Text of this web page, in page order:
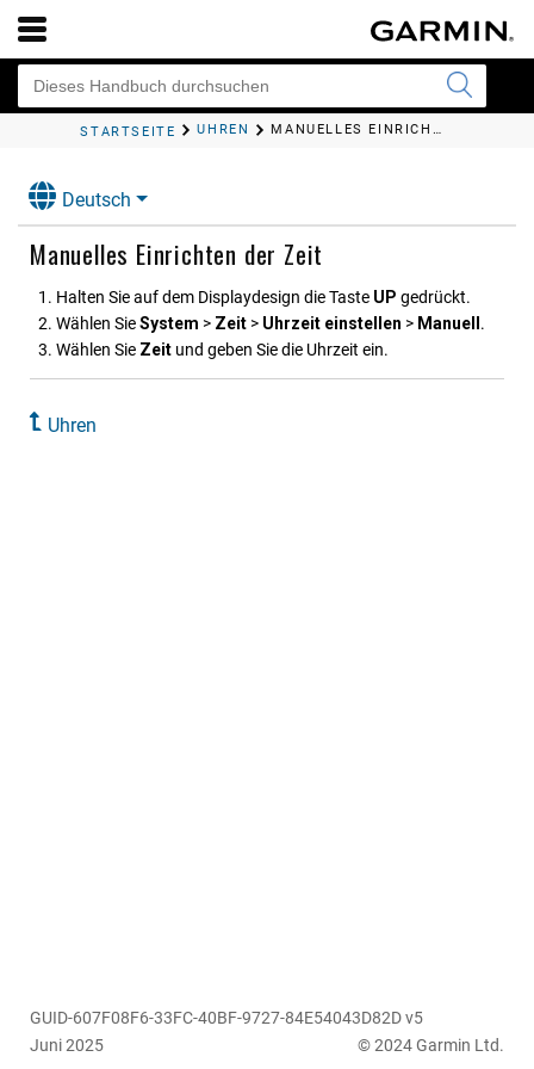
STARTSEITE UHREN MANUELLES EINRICHTEN DER ZEIT
Deutsch
Manuelles Einrichten der Zeit
Halten Sie auf dem Displaydesign die Taste UP gedrückt.
Wählen SieSystem > Zeit > Uhrzeit einstellen > Manuell .
Wählen Sie Zeit und geben Sie die Uhrzeit ein.
Uhren
GUID-607F08F6-33FC-40BF-9727-84E54043D82D v5
Juni 2025
© 2024 Garmin Ltd.